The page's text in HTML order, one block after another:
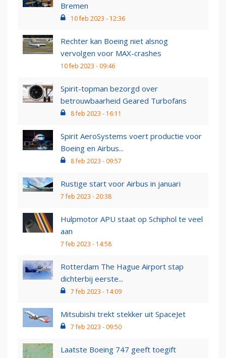
Bremen
10 feb 2023 - 12:36
Rechter kan Boeing niet alsnog
vervolgen voor MAX-crashes
10 feb 2023 - 09:46
Spirit-topman bezorgd over
betrouwbaarheid Geared Turbofans
8 feb 2023 - 16:11
Spirit AeroSystems voert productie voor
Boeing en Airbus...
8 feb 2023 - 09:57
Rustige start voor Airbus in januari
7 feb 2023 - 20:38
Hulpmotor APU staat op Schiphol te veel
aan
7 feb 2023 - 14:58
Rotterdam The Hague Airport stap
dichterbij eerste...
7 feb 2023 - 14:09
Mitsubishi trekt stekker uit SpaceJet
7 feb 2023 - 09:50
Laatste Boeing 747 geeft toegift